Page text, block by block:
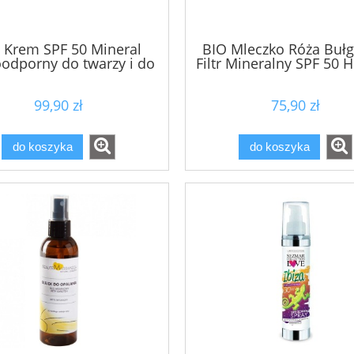
regularna:124,90 zł Cena regularna:134,90 zł
Krem SPF 50 Mineral
do twarzy i do
ciała INBYO
99,90 zł
do koszyka
BIO Mleczko Róża
Filtr Mineralny SPF 50
100ml
75,90 zł
do koszyka